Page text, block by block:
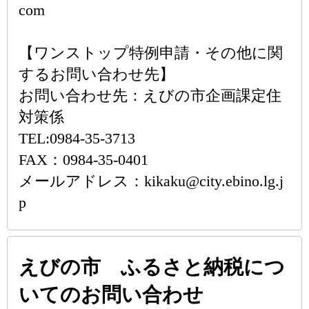
com
【ワンストップ特例申請・その他に関
するお問い合わせ先】
お問い合わせ先：えびの市企画課定住
対策係
TEL:0984-35-3713
FAX：0984-35-0401
メールアドレス：kikaku@city.ebino.lg.j
p
えびの市 ふるさと納税につ
いてのお問い合わせ